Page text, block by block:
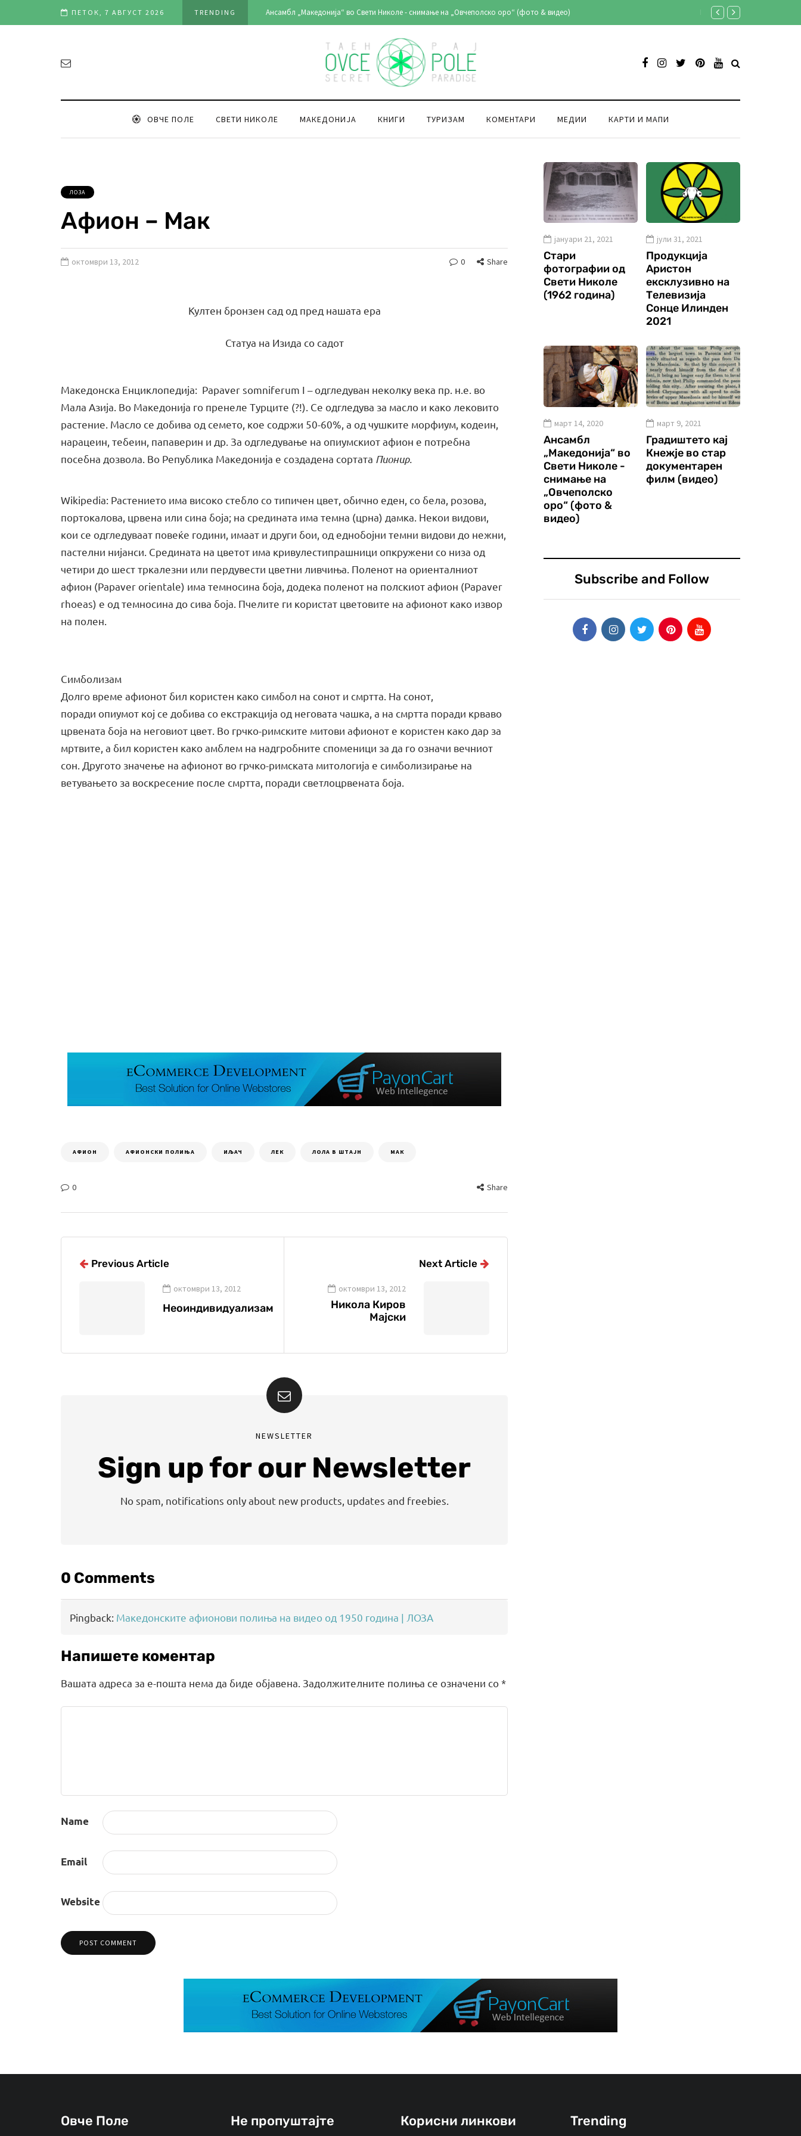
ПЕТОК, 7 АВГУСТ 2026 TRENDING Ансамбл „Македонија“ во Свети Николе - снимање на „Овчеполско оро“ (фото & видео) Кирил Лазаров: „Со 40
ОВЧЕ ПОЛЕ СВЕТИ НИКОЛЕ МАКЕДОНИЈА КНИГИ ТУРИЗАМ КОМЕНТАРИ МЕДИИ КАРТИ И МАПИ
ЛОЗА
Афион – Мак
октомври 13, 2012 0 Share
Култен бронзен сад од пред нашата ера
Статуа на Изида со садот
Македонска Енциклопедија: Papaver somniferum I – одгледуван неколку века пр. н.е. во
Мала Азија. Во Македонија го пренеле Турците (?!). Се одгледува за масло и како лековито
растение. Масло се добива од семето, кое содржи 50-60%, а од чушките морфиум, кодеин,
нарацеин, тебеин, папаверин и др. За одгледување на опиумскиот афион е потребна
посебна дозвола. Во Република Македонија е создадена сортата Пионир.
Wikipedia: Растението има високо стебло со типичен цвет, обично еден, со бела, розова,
портокалова, црвена или сина боја; на средината има темна (црна) дамка. Некои видови,
кои се одгледуваат повеќе години, имаат и други бои, од еднобојни темни видови до нежни,
пастелни нијанси. Средината на цветот има кривулестипрашници опкружени со низа од
четири до шест тркалезни или пердувести цветни ливчиња. Поленот на ориенталниот
афион (Papaver orientale) има темносина боја, додека поленот на полскиот афион (Papaver
rhoeas) е од темносина до сива боја. Пчелите ги користат цветовите на афионот како извор
на полен.
Симболизам
Долго време афионот бил користен како симбол на сонот и смртта. На сонот,
поради опиумот кој се добива со екстракција од неговата чашка, а на смртта поради крваво
црвената боја на неговиот цвет. Во грчко-римските митови афионот е користен како дар за
мртвите, а бил користен како амблем на надгробните споменици за да го означи вечниот
сон. Другото значење на афионот во грчко-римската митологија е симболизирање на
ветувањето за воскресение после смртта, поради светлoцрвената боја.
АФИОН АФИОНСКИ ПОЛИЊА ИЉАЧ ЛЕК ЛОЛА В ШТАЈН МАК
0 Share
јануари 21, 2021
Стари
фотографии од
Свети Николе
(1962 година)
јули 31, 2021
Продукција
Аристон
ексклузивно на
Телевизија
Сонце Илинден
2021
март 14, 2020
Ансамбл
„Македонија“ во
Свети Николе -
снимање на
„Овчеполско
оро“ (фото &
видео)
март 9, 2021
Градиштето кај
Кнежје во стар
документарен
филм (видео)
Subscribe and Follow
Previous Article
октомври 13, 2012
Неоиндивидуализам
Next Article
октомври 13, 2012
Никола Киров
Мајски
NEWSLETTER
Sign up for our Newsletter
No spam, notifications only about new products, updates and freebies.
0 Comments
Pingback: Македонските афионови полиња на видео од 1950 година | ЛОЗА
Напишете коментар
Вашата адреса за е-пошта нема да биде објавена. Задолжителните полиња се означени со*
Name
Email
Website
Овче Поле Не пропуштајте Корисни линкови Trending